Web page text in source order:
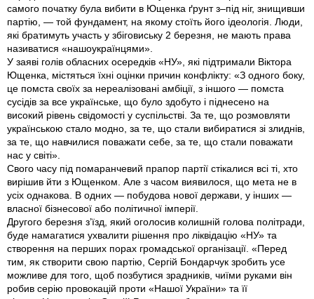
самого початку була вибити в Ющенка ґрунт з–під ніг, знищивши
партію, — той фундамент, на якому стоїть його ідеологія. Люди,
які братимуть участь у збіговиську 2 березня, не мають права
називатися «нашоукраїнцями».
У заяві голів обласних осередків «НУ», які підтримали Віктора
Ющенка, містяться їхні оцiнки причин конфлікту: «З одного боку,
це помста своїх за нереалізовані амбіції, з іншого — помста
сусідів за все українське, що було здобуто і піднесено на
високий рівень свідомості у суспільстві. За те, що розмовляти
українською стало модно, за те, що стали вибиратися зі злиднів,
за те, що навчилися поважати себе, за те, що стали поважати
нас у світі».
Свого часу під помаранчевий прапор партії стікалися всі ті, хто
вирішив йти з Ющенком. Але з часом виявилося, що мета не в
усіх однакова. В одних — побудова нової держави, у інших —
власної бізнесової або політичної імперії.
Другого березня з’їзд, який оголосив колишній голова полiтради,
буде намагатися ухвалити рішення про ліквідацію «НУ» та
створення на перших порах громадської організації. «Перед
тим, як створити свою партію, Сергій Бондарчук зробить усе
можливе для того, щоб позбутися зрадників, чиїми руками він
робив серію провокацій проти «Нашої України» та її